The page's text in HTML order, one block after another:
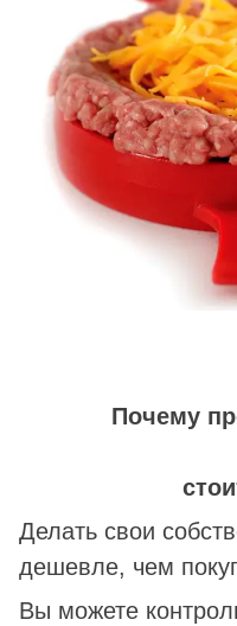
Почему
Делать свои
дешевле, чем
Вы можете